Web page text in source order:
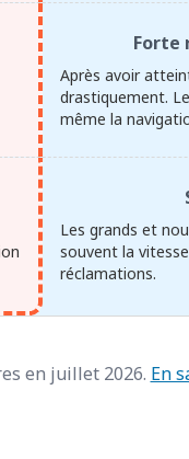
Forte
Après avoir
drastiquement.
même la
Les grands et
souvent la
réclamations.
en juillet 2026. En